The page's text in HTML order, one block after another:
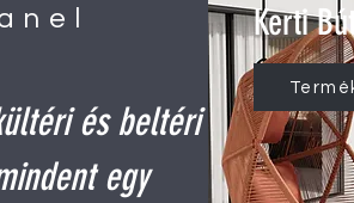
és beltéri
egy
Kerti